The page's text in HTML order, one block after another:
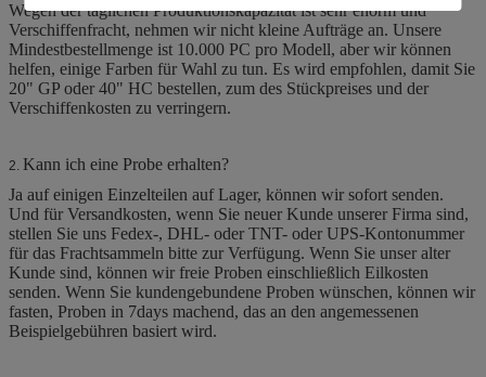
Wegen der täglichen Produktionskapazität ist sehr enorm und
Verschiffenfracht, nehmen wir nicht kleine Aufträge an. Unsere
Mindestbestellmenge ist 10.000 PC pro Modell, aber wir können
helfen, einige Farben für Wahl zu tun. Es wird empfohlen, damit Sie
20" GP oder 40" HC bestellen, zum des Stückpreises und der
Verschiffenkosten zu verringern.
2. Kann ich eine Probe erhalten?
Ja auf einigen Einzelteilen auf Lager, können wir sofort senden.
Und für Versandkosten, wenn Sie neuer Kunde unserer Firma sind,
stellen Sie uns Fedex-, DHL- oder TNT- oder UPS-Kontonummer
für das Frachtsammeln bitte zur Verfügung. Wenn Sie unser alter
Kunde sind, können wir freie Proben einschließlich Eilkosten
senden. Wenn Sie kundengebundene Proben wünschen, können wir
fasten, Proben in 7days machend, das an den angemessenen
Beispielgebühren basiert wird.